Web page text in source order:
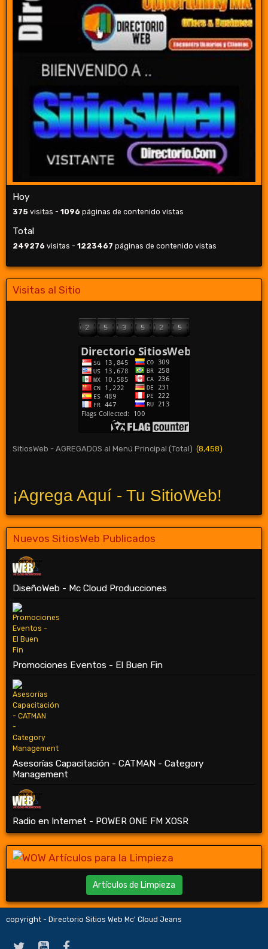
Hoy
375 visitas - 1096 páginas de contenido vistas
Total
249276 visitas - 1223467 páginas de contenido vistas
Visitas al Sitio
SitiosWeb - AGREGADOS al Menú Principal (Total) (8,458)
¡Agrega Aquí - Tu SitioWeb!
Nuevos SitiosWeb Publicados
DiseñoWeb - Mc Cloud Producciones
Promociones Eventos - El Buen Fin
Asesorías Capacitación - CATMAN - Category
Management
Radio en Internet - POWER ONE FM XOSR
Artículos de Limpieza
copyright - Directorio Sitios Web Mc' Cloud Jeans